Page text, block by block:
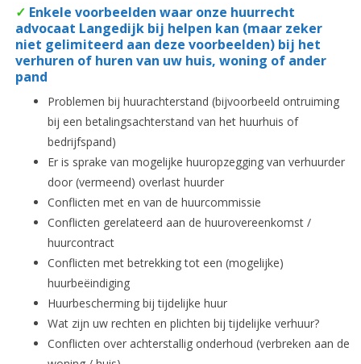
✓ Enkele voorbeelden waar onze huurrecht
advocaat Langedijk bij helpen kan (maar zeker
niet gelimiteerd aan deze voorbeelden) bij het
verhuren of huren van uw huis, woning of ander
pand
Problemen bij huurachterstand (bijvoorbeeld ontruiming
bij een betalingsachterstand van het huurhuis of
bedrijfspand)
Er is sprake van mogelijke huuropzegging van verhuurder
door (vermeend) overlast huurder
Conflicten met en van de huurcommissie
Conflicten gerelateerd aan de huurovereenkomst /
huurcontract
Conflicten met betrekking tot een (mogelijke)
huurbeëindiging
Huurbescherming bij tijdelijke huur
Wat zijn uw rechten en plichten bij tijdelijke verhuur?
Conflicten over achterstallig onderhoud (verbreken aan de